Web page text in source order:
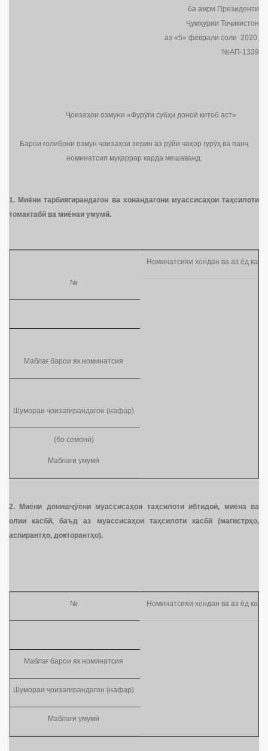
ба амри Президенти
Ҷумҳурии Тоҷикистон
аз «5» феврали соли 2020,
№АП-1339
Ҷоизаҳои озмуни «Фурӯғи субҳи доноӣ китоб аст»
Барои ғолибони озмун ҷоизаҳои зерин аз рӯйи чаҳор гурӯҳ ва панҷ
номинатсия муқаррар карда мешаванд:
1. Миёни тарбиягирандагон ва хонандагони муассисаҳои таҳсилоти
томактабӣ ва миёнаи умумӣ.
№
Маблағ барои як номинатсия
Шумораи ҷоизагирандагон (нафар)
(бо сомонӣ)
Маблағи умумӣ
Номинатсияи хондан ва аз ёд
2. Миёни донишҷӯёни муассисаҳои таҳсилоти ибтидоӣ, миёна ва
олии касбӣ, баъд аз муассисаҳои таҳсилоти касбӣ(магистрҳо,
аспирантҳо, докторантҳо).
№
Маблағ барои як номинатсия
Шумораи ҷоизагирандагон (нафар)
Маблағи умумӣ
Номинатсияи хондан ва аз ёд